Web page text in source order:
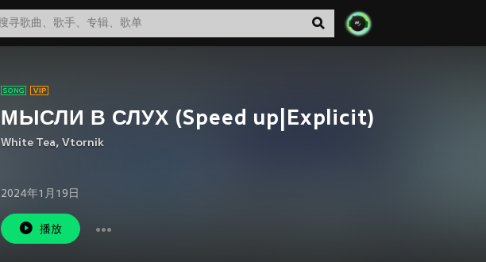
МЫСЛИ В СЛУХ (Speed up|Explicit)
White Tea, Vtornik
2024年1月19日
播放